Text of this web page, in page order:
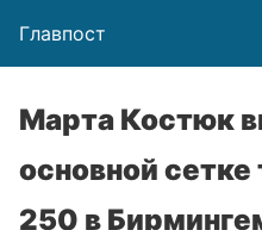
Главпост
Марта Костюк
основной сетке
250 в